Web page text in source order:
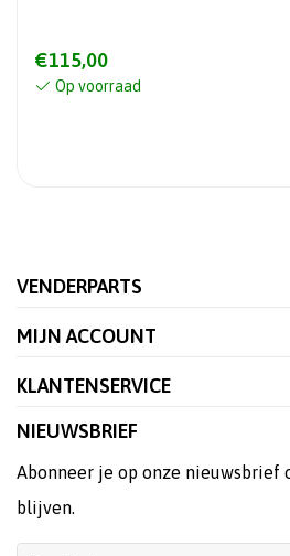
€115,00
Op voorraad
VENDERPARTS
MIJN ACCOUNT
KLANTENSERVICE
NIEUWSBRIEF
Abonneer je op onze nieuwsbrief
blijven.